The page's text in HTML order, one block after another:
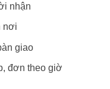
nhận
nơi
giao
đơn theo giờ